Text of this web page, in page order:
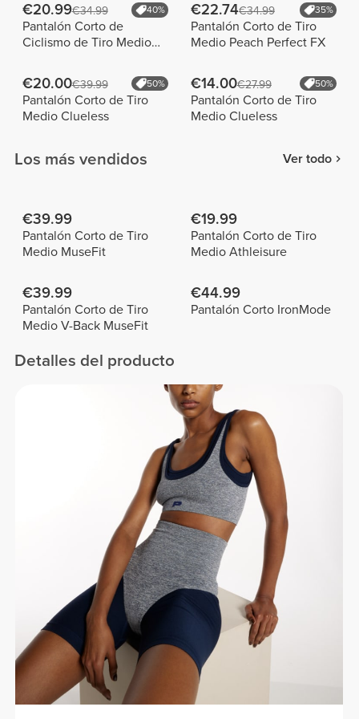
€20.99€34.99 40%
Pantalón Corto de
Ciclismo de Tiro Medio
€22.74€34.99 35%
Pantalón Corto de Tiro
Medio Peach Perfect FX
€20.00€39.99 50%
Pantalón Corto de Tiro
Medio Clueless
€14.00€27.99 50%
Pantalón Corto de Tiro
Medio Clueless
Los más vendidos Ver todo
€39.99
Pantalón Corto de Tiro
Medio MuseFit
€19.99
Pantalón Corto de Tiro
Medio Athleisure
€39.99
Pantalón Corto de Tiro
Medio V-Back MuseFit
€44.99
Pantalón Corto IronMode
Detalles del producto